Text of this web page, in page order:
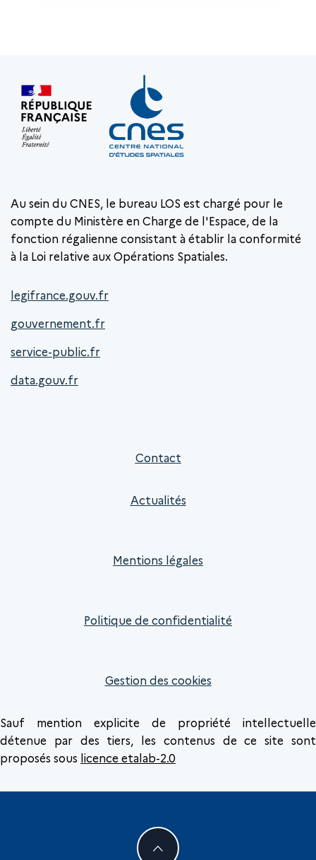
Au sein du CNES, le bureau LOS est chargé pour le
compte du Ministère en Charge de l'Espace, de la
fonction régalienne consistant à établir la conformité
à la Loi relative aux Opérations Spatiales.
legifrance.gouv.fr
gouvernement.fr
service-public.fr
data.gouv.fr
Contact
Actualités
Mentions légales
Politique de confidentialité
Gestion des cookies
Sauf mention explicite de propriété intellectuelle
détenue par des tiers, les contenus de ce site sont
proposés sous licence etalab-2.0